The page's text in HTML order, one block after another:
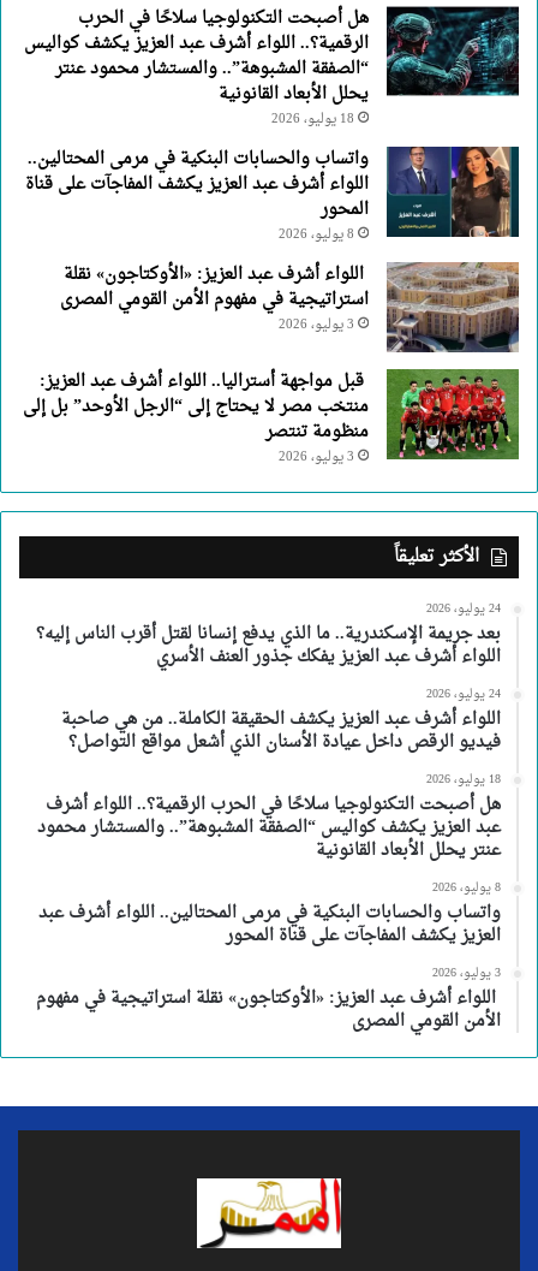
هل أصبحت التكنولوجيا سلاحًا في الحرب
الرقمية؟.. اللواء أشرف عبد العزيز يكشف كواليس
“الصفقة المشبوهة”.. والمستشار محمود عنتر
يحلل الأبعاد القانونية
18 يوليو، 2026
واتساب والحسابات البنكية في مرمى المحتالين..
اللواء أشرف عبد العزيز يكشف المفاجآت على قناة
المحور
8 يوليو، 2026
اللواء أشرف عبد العزيز: «الأوكتاجون» نقلة
استراتيجية في مفهوم الأمن القومي المصرى
3 يوليو، 2026
قبل مواجهة أستراليا.. اللواء أشرف عبد العزيز:
منتخب مصر لا يحتاج إلى “الرجل الأوحد” بل إلى
منظومة تنتصر
3 يوليو، 2026
الأكثر تعليقاً
24 يوليو، 2026
بعد جريمة الإسكندرية.. ما الذي يدفع إنسانا لقتل أقرب الناس إليه؟
اللواء أشرف عبد العزيز يفكك جذور العنف الأسري
24 يوليو، 2026
اللواء أشرف عبد العزيز يكشف الحقيقة الكاملة.. من هي صاحبة
فيديو الرقص داخل عيادة الأسنان الذي أشعل مواقع التواصل؟
18 يوليو، 2026
هل أصبحت التكنولوجيا سلاحًا في الحرب الرقمية؟.. اللواء أشرف
عبد العزيز يكشف كواليس “الصفقة المشبوهة”.. والمستشار محمود
عنتر يحلل الأبعاد القانونية
8 يوليو، 2026
واتساب والحسابات البنكية في مرمى المحتالين.. اللواء أشرف عبد
العزيز يكشف المفاجآت على قناة المحور
3 يوليو، 2026
اللواء أشرف عبد العزيز: «الأوكتاجون» نقلة استراتيجية في مفهوم
الأمن القومي المصرى